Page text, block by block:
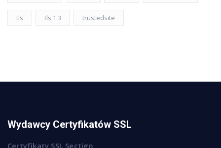
tls tls 1.3 trustedsite
Wydawcy Certyfikatów SSL
Certyfikaty SSL Sectigo